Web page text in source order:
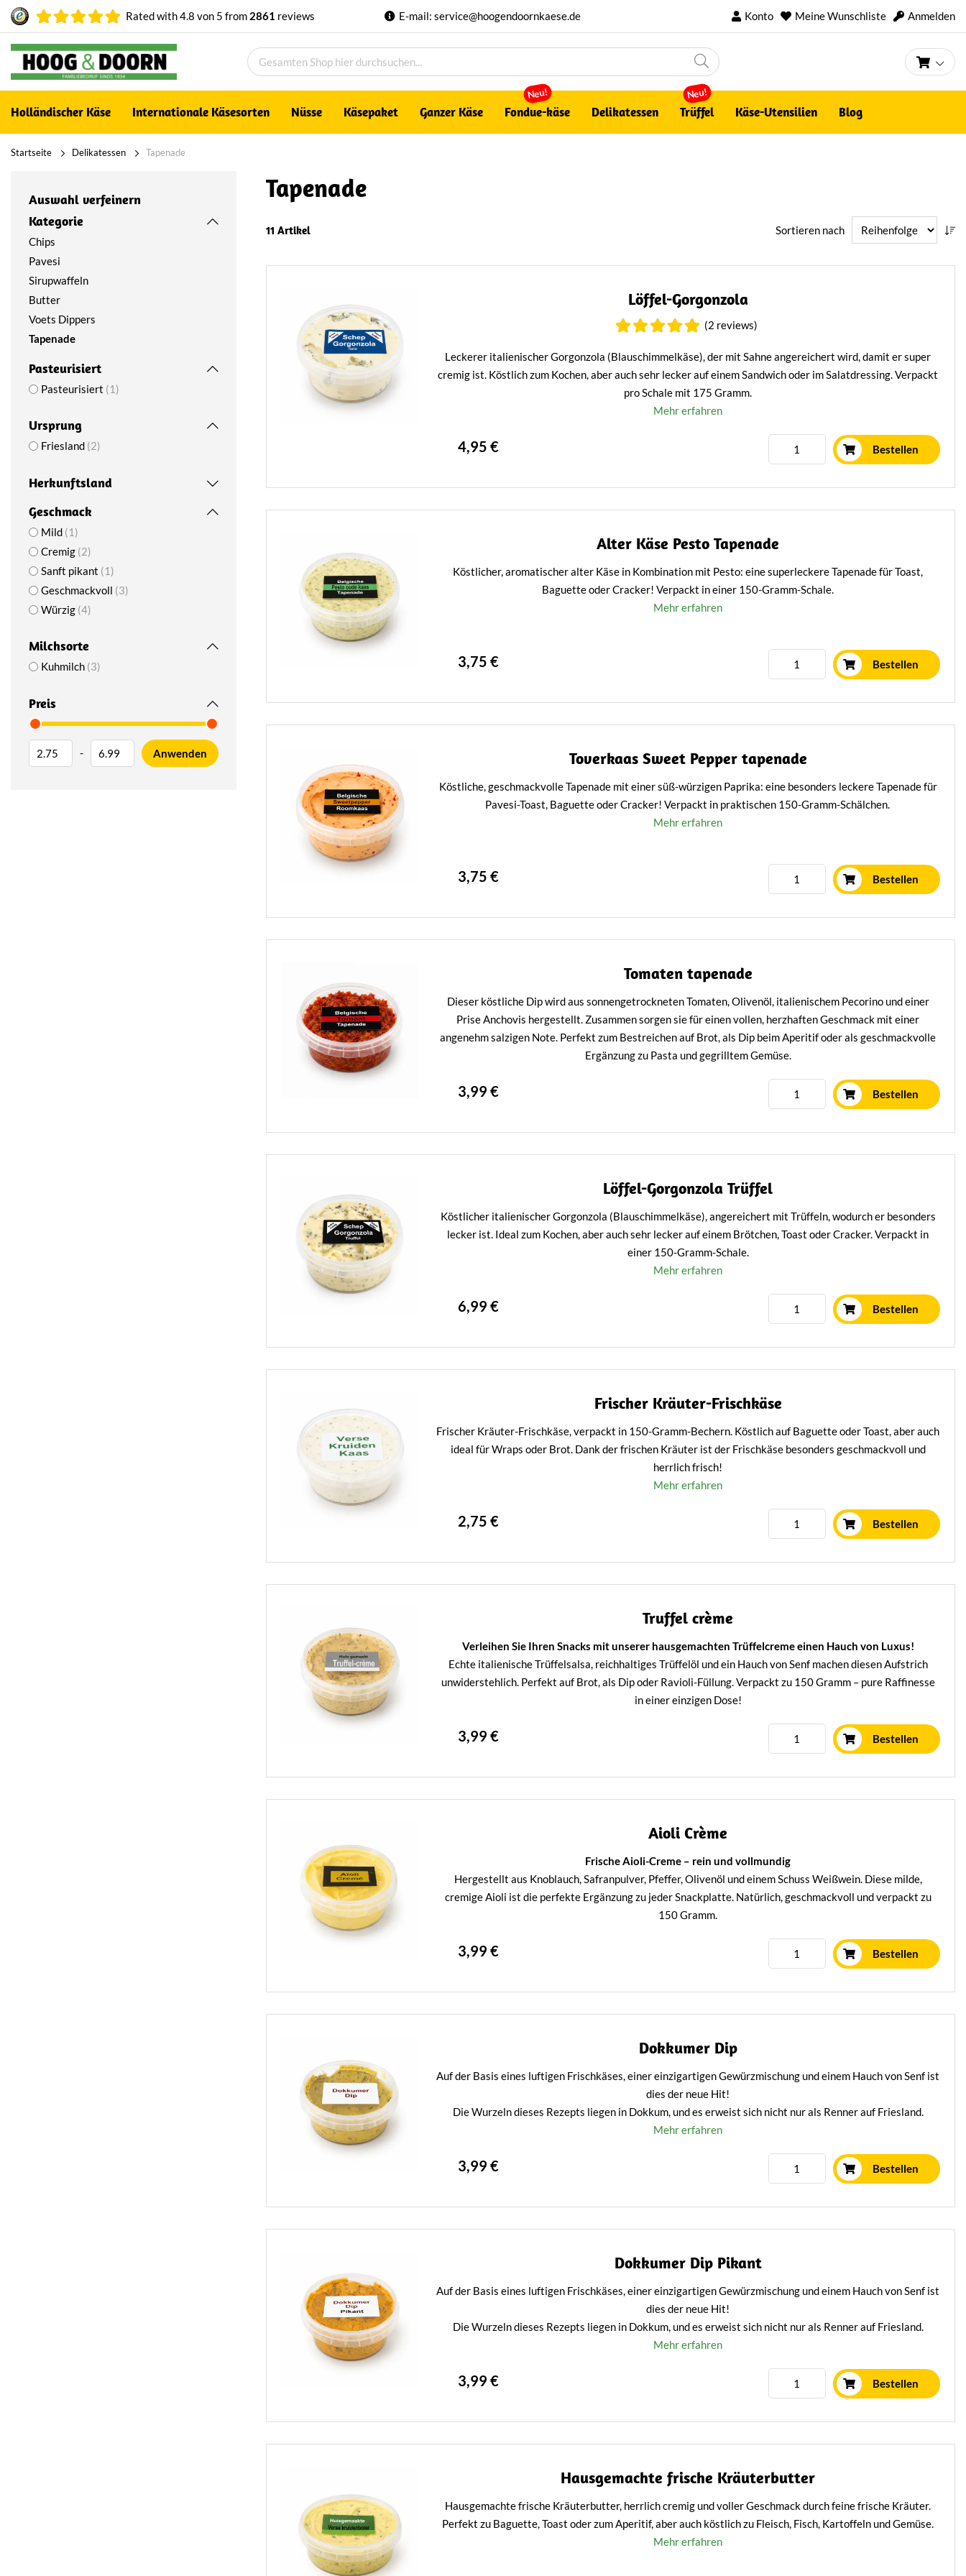
Rated with4.8 von 5 from 2861 reviews E-mail:service@hoogendoornkaese.de Konto Meine Wunschliste Anmelden
Mein
Holländischer Käse Internationale Käsesorten Nüsse Käsepaket Ganzer Käse Fondue-käse
Neu!
Delikatessen Trüffel
Neu!
Käse-Utensilien Blog
Startseite Delikatessen Tapenade
Tapenade
Sortieren nach
11 Artikel
Löffel-Gorgonzola
(2 reviews)
Leckerer italienischer Gorgonzola (Blauschimmelkäse), der mit Sahne angereichert wird, damit er super
cremig ist. Köstlich zum Kochen, aber auch sehr lecker auf einem Sandwich oder im Salatdressing. Verpackt
pro Schale mit 175 Gramm.
Mehr erfahren
4,95 € Bestellen
Alter Käse Pesto Tapenade
Köstlicher, aromatischer alter Käse in Kombination mit Pesto: eine superleckere Tapenade für Toast,
Baguette oder Cracker! Verpackt in einer 150-Gramm-Schale.
Mehr erfahren
3,75 € Bestellen
Toverkaas Sweet Pepper tapenade
Köstliche, geschmackvolle Tapenade mit einer süß-würzigen Paprika: eine besonders leckere Tapenade für
Pavesi-Toast, Baguette oder Cracker! Verpackt in praktischen 150-Gramm-Schälchen.
Mehr erfahren
3,75 € Bestellen
Tomaten tapenade
Dieser köstliche Dip wird aus sonnengetrockneten Tomaten, Olivenöl, italienischem Pecorino und einer
Prise Anchovis hergestellt. Zusammen sorgen sie für einen vollen, herzhaften Geschmack mit einer
angenehm salzigen Note. Perfekt zum Bestreichen auf Brot, als Dip beim Aperitif oder als geschmackvolle
Ergänzung zu Pasta und gegrilltem Gemüse.
3,99 € Bestellen
Löffel-Gorgonzola Trüffel
Köstlicher italienischer Gorgonzola (Blauschimmelkäse), angereichert mit Trüffeln, wodurch er besonders
lecker ist. Ideal zum Kochen, aber auch sehr lecker auf einem Brötchen, Toast oder Cracker. Verpackt in
einer 150-Gramm-Schale.
Mehr erfahren
6,99 € Bestellen
Frischer Kräuter-Frischkäse
Frischer Kräuter-Frischkäse, verpackt in 150-Gramm-Bechern. Köstlich auf Baguette oder Toast, aber auch
ideal für Wraps oder Brot. Dank der frischen Kräuter ist der Frischkäse besonders geschmackvoll und
herrlich frisch!
Mehr erfahren
2,75 € Bestellen
Truffel crème
Verleihen Sie Ihren Snacks mit unserer hausgemachten Trüffelcreme einen Hauch von Luxus!
Echte italienische Trüffelsalsa, reichhaltiges Trüffelöl und ein Hauch von Senf machen diesen Aufstrich
unwiderstehlich. Perfekt auf Brot, als Dip oder Ravioli-Füllung. Verpackt zu 150 Gramm – pure Raffinesse
in einer einzigen Dose!
3,99 € Bestellen
Aioli Crème
Frische Aioli-Creme – rein und vollmundig
Hergestellt aus Knoblauch, Safranpulver, Pfeffer, Olivenöl und einem Schuss Weißwein. Diese milde,
cremige Aioli ist die perfekte Ergänzung zu jeder Snackplatte. Natürlich, geschmackvoll und verpackt zu
150 Gramm.
3,99 € Bestellen
Dokkumer Dip
Auf der Basis eines luftigen Frischkäses, einer einzigartigen Gewürzmischung und einem Hauch von Senf ist
dies der neue Hit!
Die Wurzeln dieses Rezepts liegen in Dokkum, und es erweist sich nicht nur als Renner auf Friesland.
Mehr erfahren
3,99 € Bestellen
Dokkumer Dip Pikant
Auf der Basis eines luftigen Frischkäses, einer einzigartigen Gewürzmischung und einem Hauch von Senf ist
dies der neue Hit!
Die Wurzeln dieses Rezepts liegen in Dokkum, und es erweist sich nicht nur als Renner auf Friesland.
Mehr erfahren
3,99 € Bestellen
Hausgemachte frische Kräuterbutter
Hausgemachte frische Kräuterbutter, herrlich cremig und voller Geschmack durch feine frische Kräuter.
Perfekt zu Baguette, Toast oder zum Aperitif, aber auch köstlich zu Fleisch, Fisch, Kartoffeln und Gemüse.
Mehr erfahren
Auswahl verfeinern
Kategorie
Chips
Pavesi
Sirupwaffeln
Butter
Voets Dippers
Tapenade
Pasteurisiert
Pasteurisiert 1
Ursprung
Friesland 2
Herkunftsland
Geschmack
Mild 1
Cremig 2
Sanft pikant
1
Geschmackvoll 3
Würzig 4
Milchsorte
Kuhmilch 3
Preis
- Anwenden